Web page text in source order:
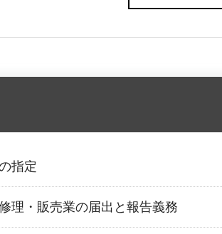
指定
理・販売業の届出と報告義務